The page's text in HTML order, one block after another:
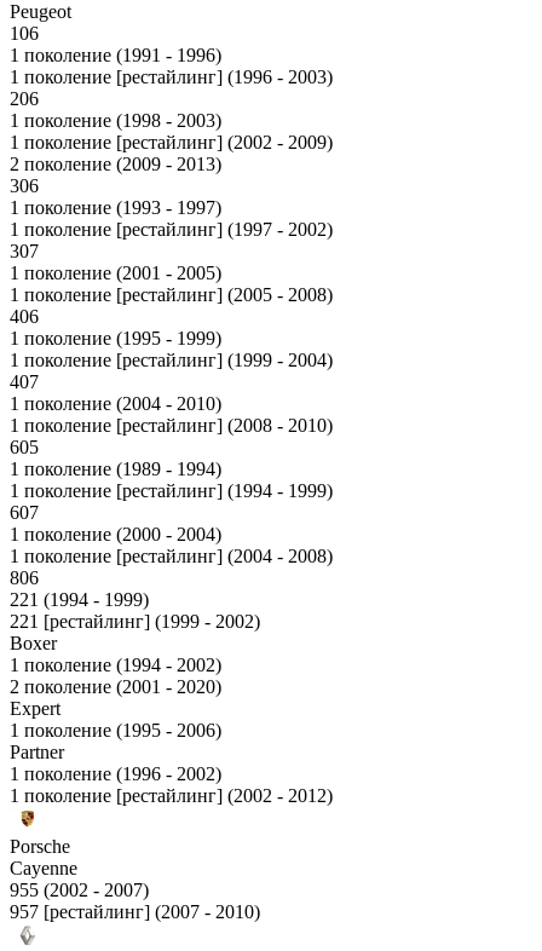
Peugeot
106
1 поколение (1991 - 1996)
1 поколение [рестайлинг] (1996 - 2003)
206
1 поколение (1998 - 2003)
1 поколение [рестайлинг] (2002 - 2009)
2 поколение (2009 - 2013)
306
1 поколение (1993 - 1997)
1 поколение [рестайлинг] (1997 - 2002)
307
1 поколение (2001 - 2005)
1 поколение [рестайлинг] (2005 - 2008)
406
1 поколение (1995 - 1999)
1 поколение [рестайлинг] (1999 - 2004)
407
1 поколение (2004 - 2010)
1 поколение [рестайлинг] (2008 - 2010)
605
1 поколение (1989 - 1994)
1 поколение [рестайлинг] (1994 - 1999)
607
1 поколение (2000 - 2004)
1 поколение [рестайлинг] (2004 - 2008)
806
221 (1994 - 1999)
221 [рестайлинг] (1999 - 2002)
Boxer
1 поколение (1994 - 2002)
2 поколение (2001 - 2020)
Expert
1 поколение (1995 - 2006)
Partner
1 поколение (1996 - 2002)
1 поколение [рестайлинг] (2002 - 2012)
Porsche
Cayenne
955 (2002 - 2007)
957 [рестайлинг] (2007 - 2010)